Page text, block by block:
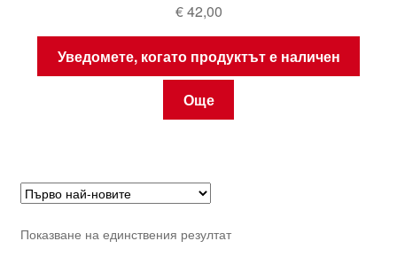
€42,00
Уведомете, когато продуктът е наличен
Още
Показване на единствения резултат